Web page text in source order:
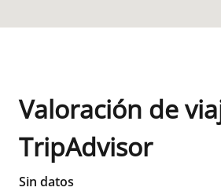
Valoración de
TripAdvisor
Sin datos